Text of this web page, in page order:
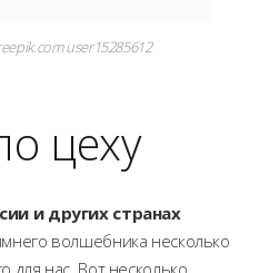
user15285612
цеху
и других странах
волшебника несколько
для нас. Вот несколько